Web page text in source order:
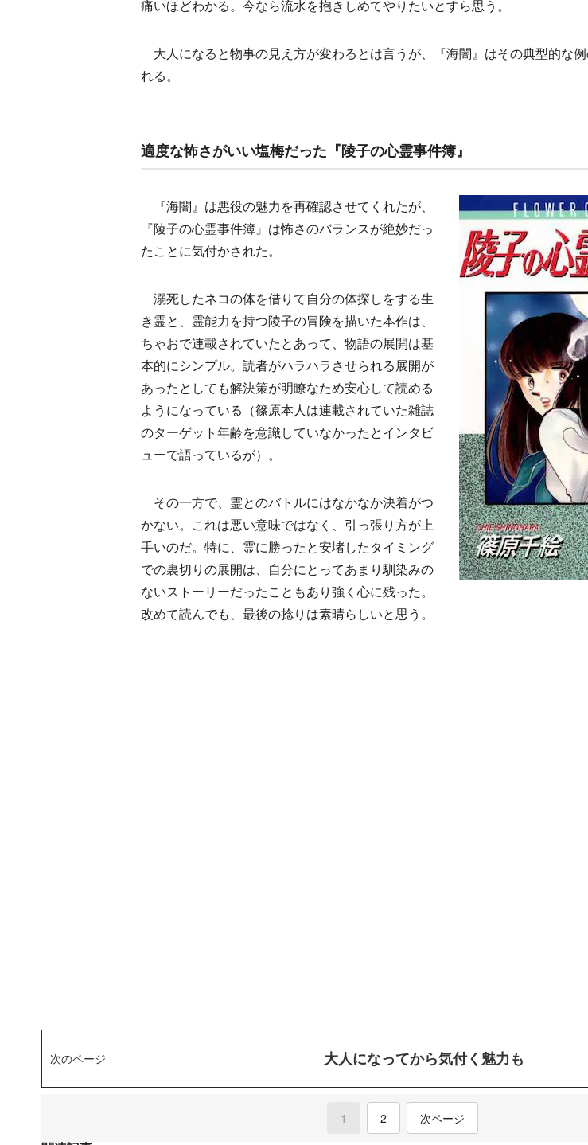
痛いほどわかる。今なら流水を抱きしめてやりたいとすら思う。
大人になると物事の見え方が変わるとは言うが、『海闇』はその典型的な
れる。
適度な怖さがいい塩梅だった『陵子の心霊事件簿』
『海闇』は悪役の魅力を再確認させてくれたが、
『陵子の心霊事件簿』は怖さのバランスが絶妙だっ
たことに気付かされた。
溺死したネコの体を借りて自分の体探しをする生
き霊と、霊能力を持つ陵子の冒険を描いた本作は、
ちゃおで連載されていたとあって、物語の展開は基
本的にシンプル。読者がハラハラさせられる展開が
あったとしても解決策が明瞭なため安心して読める
ようになっている（篠原本人は連載されていた雑誌
のターゲット年齢を意識していなかったとインタビ
ューで語っているが）。
その一方で、霊とのバトルにはなかなか決着がつ
かない。これは悪い意味ではなく、引っ張り方が上
手いのだ。特に、霊に勝ったと安堵したタイミング
での裏切りの展開は、自分にとってあまり馴染みの
ないストーリーだったこともあり強く心に残った。
改めて読んでも、最後の捻りは素晴らしいと思う。
次のページ 大人になってから気付く魅力も
1 (current)
2 次ページ